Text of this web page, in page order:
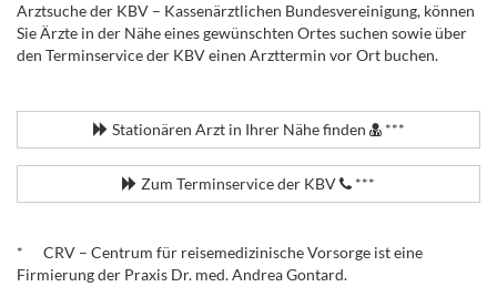
Arztsuche der KBV – Kassenärztlichen Bundesvereinigung, können
Sie Ärzte in der Nähe eines gewünschten Ortes suchen sowie über
den Terminservice der KBV einen Arzttermin vor Ort buchen.
Stationären Arzt in Ihrer Nähe finden ***
Zum Terminservice der KBV ***
* CRV – Centrum für reisemedizinische Vorsorge ist eine
Firmierung der Praxis Dr. med. Andrea Gontard.